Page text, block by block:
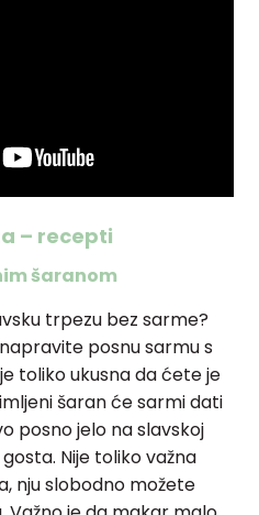
– recepti
šaranom
trpezu bez sarme?
posnu sarmu s
toliko ukusna da ćete je
šaran će sarmi dati
posno jelo na slavskoj
Nije toliko važna
nju slobodno možete